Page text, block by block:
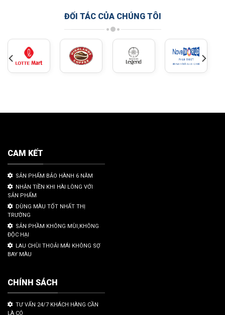
ĐỐI TÁC CỦA CHÚNG TÔI
CAM KẾT
SẢN PHẨM BẢO HÀNH 6 NĂM
NHẬN TIỀN KHI HÀI LÒNG VỚI
SẢN PHẨM
DÙNG MÀU TỐT NHẤT THỊ
TRƯỜNG
SẢN PHẦM KHÔNG MÙI,KHÔNG
ĐỘC HẠI
LAU CHÙI THOẢI MÁI KHÔNG SỢ
BAY MÀU
CHÍNH SÁCH
TƯ VẤN 24/7 KHÁCH HÀNG CẦN
LÀ CÓ